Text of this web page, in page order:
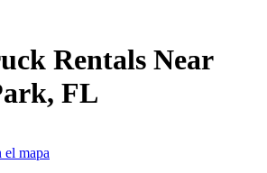
Rentals Near
FL
el mapa